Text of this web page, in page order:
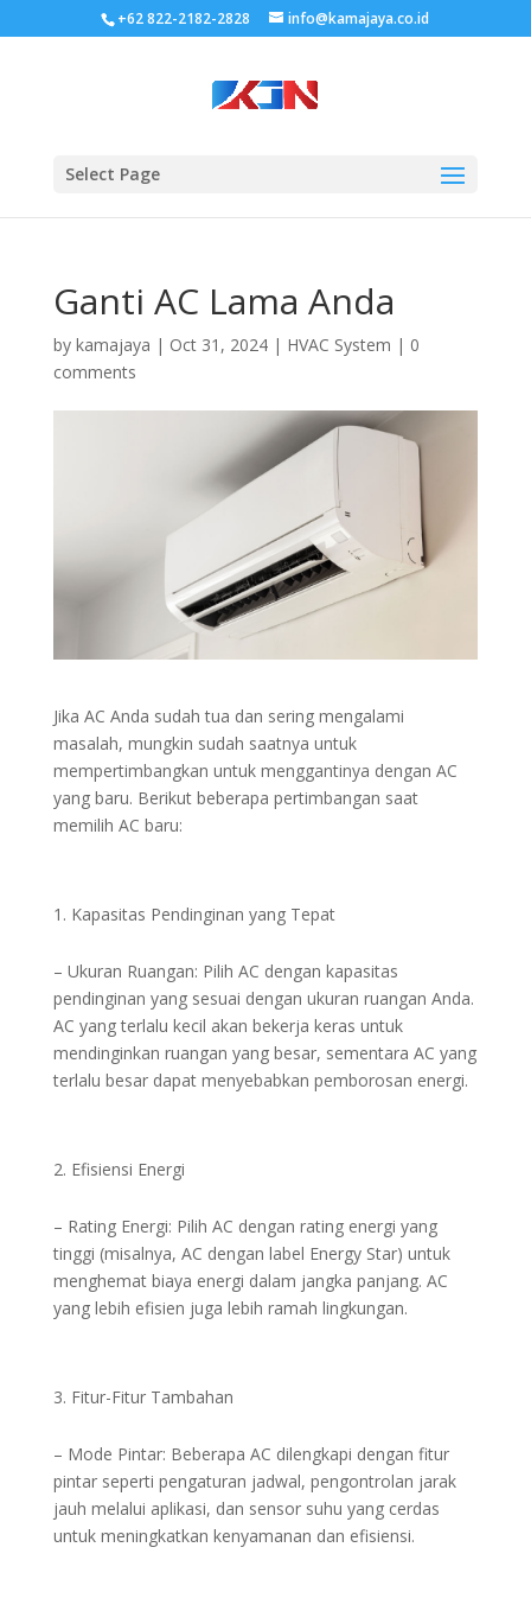
+62 822-2182-2828 info@kamajaya.co.id
Select Page
Ganti AC Lama Anda
by kamajaya | Oct 31, 2024| HVAC System | 0
comments
Jika AC Anda sudah tua dan sering mengalami
masalah, mungkin sudah saatnya untuk
mempertimbangkan untuk menggantinya dengan AC
yang baru. Berikut beberapa pertimbangan saat
memilih AC baru:
Kapasitas Pendinginan yang Tepat
– Ukuran Ruangan: Pilih AC dengan kapasitas
pendinginan yang sesuai dengan ukuran ruangan Anda.
AC yang terlalu kecil akan bekerja keras untuk
mendinginkan ruangan yang besar, sementara AC yang
terlalu besar dapat menyebabkan pemborosan energi.
Efisiensi Energi
– Rating Energi: Pilih AC dengan rating energi yang
tinggi (misalnya, AC dengan label Energy Star) untuk
menghemat biaya energi dalam jangka panjang. AC
yang lebih efisien juga lebih ramah lingkungan.
Fitur-Fitur Tambahan
– Mode Pintar: Beberapa AC dilengkapi dengan fitur
pintar seperti pengaturan jadwal, pengontrolan jarak
jauh melalui aplikasi, dan sensor suhu yang cerdas
untuk meningkatkan kenyamanan dan efisiensi.